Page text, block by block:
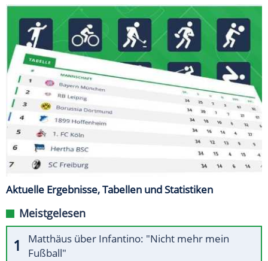
Aktuelle Ergebnisse, Tabellen und Statistiken
Meistgelesen
Matthäus über Infantino: "Nicht mehr mein
Fußball"